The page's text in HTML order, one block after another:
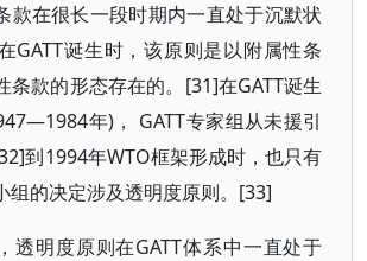
款在很长一段时期内一直处于沉默状
GATT诞生时，该原则是以附属性条
条款的形态存在的。[31]在GATT诞生
年)， GATT专家组从未援引
到1994年WTO框架形成时，也只有
组的决定涉及透明度原则。[33]
透明度原则在GATT体系中一直处于